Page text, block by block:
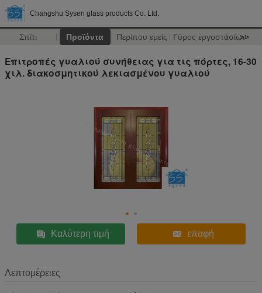
Changshu Sysen glass products Co. Ltd.
Σπίτι Προϊόντα Περίπου εμείς Γύρος εργοστασίων
>>
Επιτροπές γυαλιού συνήθειας για τις πόρτες, 16-30
χιλ. διακοσμητικού λεκιασμένου γυαλιού
Καλύτερη τιμή επαφή
Λεπτομέρειες